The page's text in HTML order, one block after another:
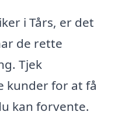
i Tårs, er det
de rette
Tjek
kunder for at få
kan forvente.